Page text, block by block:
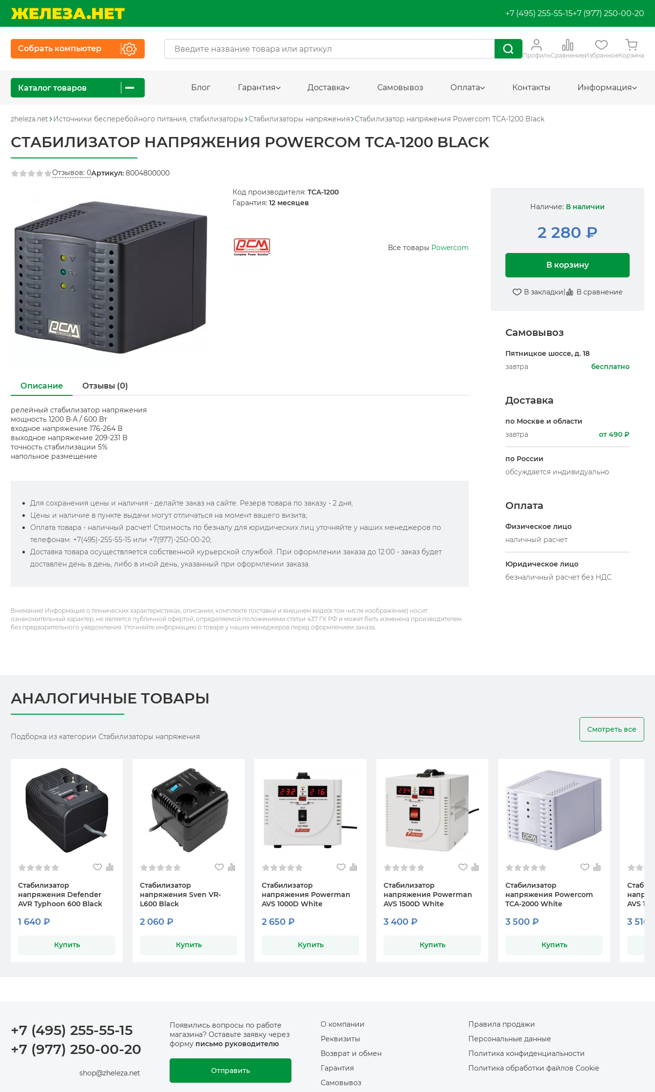
+7 (495) 255-55-15+7 (977) 250-00-20
Собрать компьютер
ПрофильСравнениеИзбранноеКорзина
Каталог товаров Блог Гарантия Доставка Самовывоз Оплата Контакты Информация
zheleza.net Источники бесперебойного питания, стабилизаторы Стабилизаторы напряжения Стабилизатор напряжения Powercom TCA-1200 Black
СТАБИЛИЗАТОР НАПРЯЖЕНИЯ POWERCOM TCA-1200 BLACK
Отзывов: 0Артикул: 8004800000
Код производителя: TCA-1200
Гарантия: 12 месяцев
Все товары Powercom
Наличие: В наличии
2 280 ₽
В корзину
В закладки| В сравнение
Самовывоз
Пятницкое шоссе, д. 18
завтра
бесплатно
Доставка
по Москве и области
завтра
от 490 ₽
по России
обсуждается индивидуально
Оплата
Физическое лицо
наличный расчет
Юридическое лицо
безналичный расчет без НДС
Описание Отзывы (0)
релейный стабилизатор напряжения
мощность 1200 В·А / 600 Вт
входное напряжение 176-264 В
выходное напряжение 209-231 В
точность стабилизации 5%
напольное размещение
Для сохранения цены и наличия - делайте заказ на сайте. Резерв товара по заказу - 2 дня;
Цены и наличие в пункте выдачи могут отличаться на момент вашего визита;
Оплата товара - наличный расчет! Стоимость по безналу для юридических лиц уточняйте у наших менеджеров по
телефонам: +7(495)-255-55-15 или +7(977)-250-00-20;
Доставка товара осуществляется собственной курьерской службой. При оформлении заказа до 12:00 - заказ будет
доставлен день в день, либо в иной день, указанный при оформлении заказа.
Внимание! Информация о технических характеристиках, описании, комплекте поставки и внешнем виде(в том числе изображение) носит
ознакомительный характер, не является публичной офертой, определяемой положениями статьи 437 ГК РФ и может быть изменена производителем
без предварительного уведомления. Уточняйте информацию о товаре у наших менеджеров перед оформлением заказа.
АНАЛОГИЧНЫЕ ТОВАРЫ
Подборка из категории Стабилизаторы напряжения
Смотреть все
Стабилизатор
напряжения Defender
AVR Typhoon 600 Black
1 640 ₽
Купить
Стабилизатор
напряжения Sven VR-
L600 Black
2 060 ₽
Купить
Стабилизатор
напряжения Powerman
AVS 1000D White
2 650 ₽
Купить
Стабилизатор
напряжения Powerman
AVS 1500D White
3 400 ₽
Купить
Стабилизатор
напряжения Powercom
TCA-2000 White
3 500 ₽
Купить
AVS
3 510
+7 (495) 255-55-15
+7 (977) 250-00-20
shop@zheleza.net
Появились вопросы по работе
магазина? Оставьте заявку через
форму письмо руководителю
Отправить
О компании
Реквизиты
Возврат и обмен
Гарантия
Самовывоз
Правила продажи
Персональные данные
Политика конфиденциальности
Политика обработки файлов Cookie